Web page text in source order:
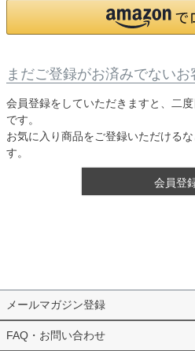
まだご登録がお済みでないお
会員登録をしていただきますと、二
です。
お気に入り商品をご登録いただける
す。
会員登
メールマガジン登録
FAQ・お問い合わせ